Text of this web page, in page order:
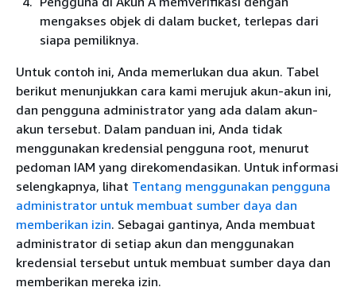
mengakses objek di dalam bucket, terlepas dari
siapa pemiliknya.
Untuk contoh ini, Anda memerlukan dua akun. Tabel
berikut menunjukkan cara kami merujuk akun-akun ini,
dan pengguna administrator yang ada dalam akun-
akun tersebut. Dalam panduan ini, Anda tidak
menggunakan kredensial pengguna root, menurut
pedoman IAM yang direkomendasikan. Untuk informasi
selengkapnya, lihat Tentang menggunakan pengguna
administrator untuk membuat sumber daya dan
memberikan izin. Sebagai gantinya, Anda membuat
administrator di setiap akun dan menggunakan
kredensial tersebut untuk membuat sumber daya dan
memberikan mereka izin.